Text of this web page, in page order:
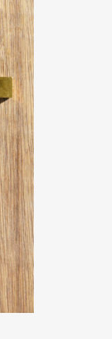
Culture